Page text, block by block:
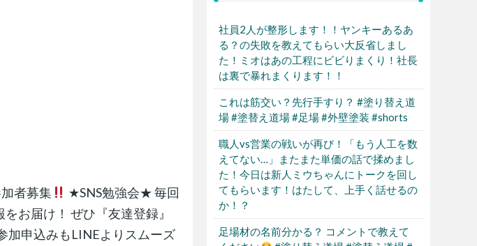
者募集
★SNS勉強会★ 毎回
お届け！ ぜひ『友達登録』
加申込みもLINEよりスムーズ
社員2人が整形します！！ヤンキーあるあ
る？の失敗を教えてもらい大反省しまし
た！ミオはあの工程にビビりまくり！社長
は裏で暴れまくります！！
これは筋交い？先行手すり？ #塗り替え道
場 #塗替え道場 #足場 #外壁塗装 #shorts
職人vs営業の戦いが再び！「もう人工を数
えてない…」またまた単価の話で揉めまし
た！今日は新人ミウちゃんにトークを回し
てもらいます！はたして、上手く話せるの
か！？
足場材の名前分かる？ コメントで教えて